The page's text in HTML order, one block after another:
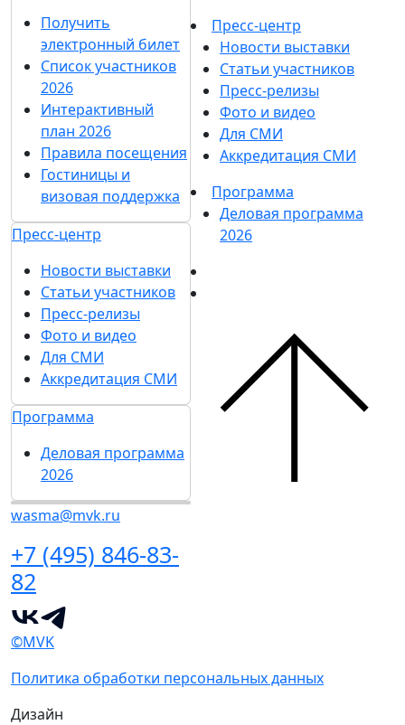
Получить
электронный билет
Список участников
2026
Интерактивный
план 2026
Правила посещения
Гостиницы и
визовая поддержка
Пресс-центр
Новости выставки
Статьи участников
Пресс-релизы
Фото и видео
Для СМИ
Аккредитация СМИ
Программа
Деловая программа
2026
wasma@mvk.ru
+7 (495) 846-83-
82
Пресс-центр
Новости выставки
Статьи участников
Пресс-релизы
Фото и видео
Для СМИ
Аккредитация СМИ
Программа
Деловая программа
2026
©MVK
Политика обработки персональных данных
Дизайн